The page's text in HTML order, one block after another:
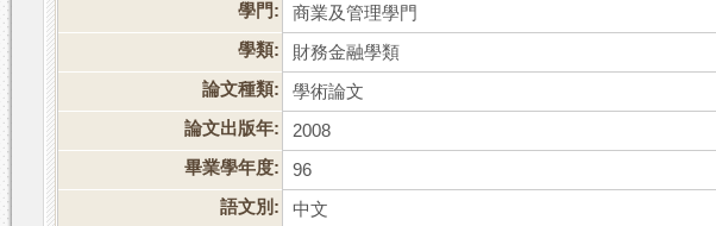
學門:
商業及管理學門
學類:
財務金融學類
論文種類:
學術論文
論文出版年:
2008
畢業學年度:
96
語文別:
中文